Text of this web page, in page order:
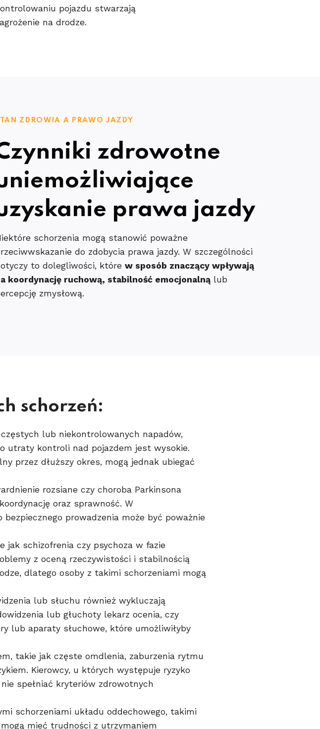
pojazdu stwarzają
na drodze.
ZDROWIA A PRAWO JAZDY
zdrowotne
prawa jazdy
schorzenia mogą stanowić poważne
do zdobycia prawa jazdy. W szczególności
to dolegliwości, które w sposób znaczący wpływają
koordynację ruchową, stabilność emocjonalną lub
zmysłową.
schorzeń:
lub niekontrolowanych napadów,
utraty kontroli nad pojazdem jest wysokie.
przez dłuższy okres, mogą jednak ubiegać
rozsiane czy choroba Parkinsona
oraz sprawność. W
prowadzenia może być poważnie
jak schizofrenia czy psychoza w fazie
z oceną rzeczywistości i stabilnością
dlatego osoby z takimi schorzeniami mogą
lub słuchu również wykluczają
lub głuchoty lekarz ocenia, czy
lub aparaty słuchowe, które umożliwiłyby
takie jak częste omdlenia, zaburzenia rytmu
Kierowcy, u których występuje ryzyko
spełniać kryteriów zdrowotnych
schorzeniami układu oddechowego, takimi
mogą mieć trudności z utrzymaniem